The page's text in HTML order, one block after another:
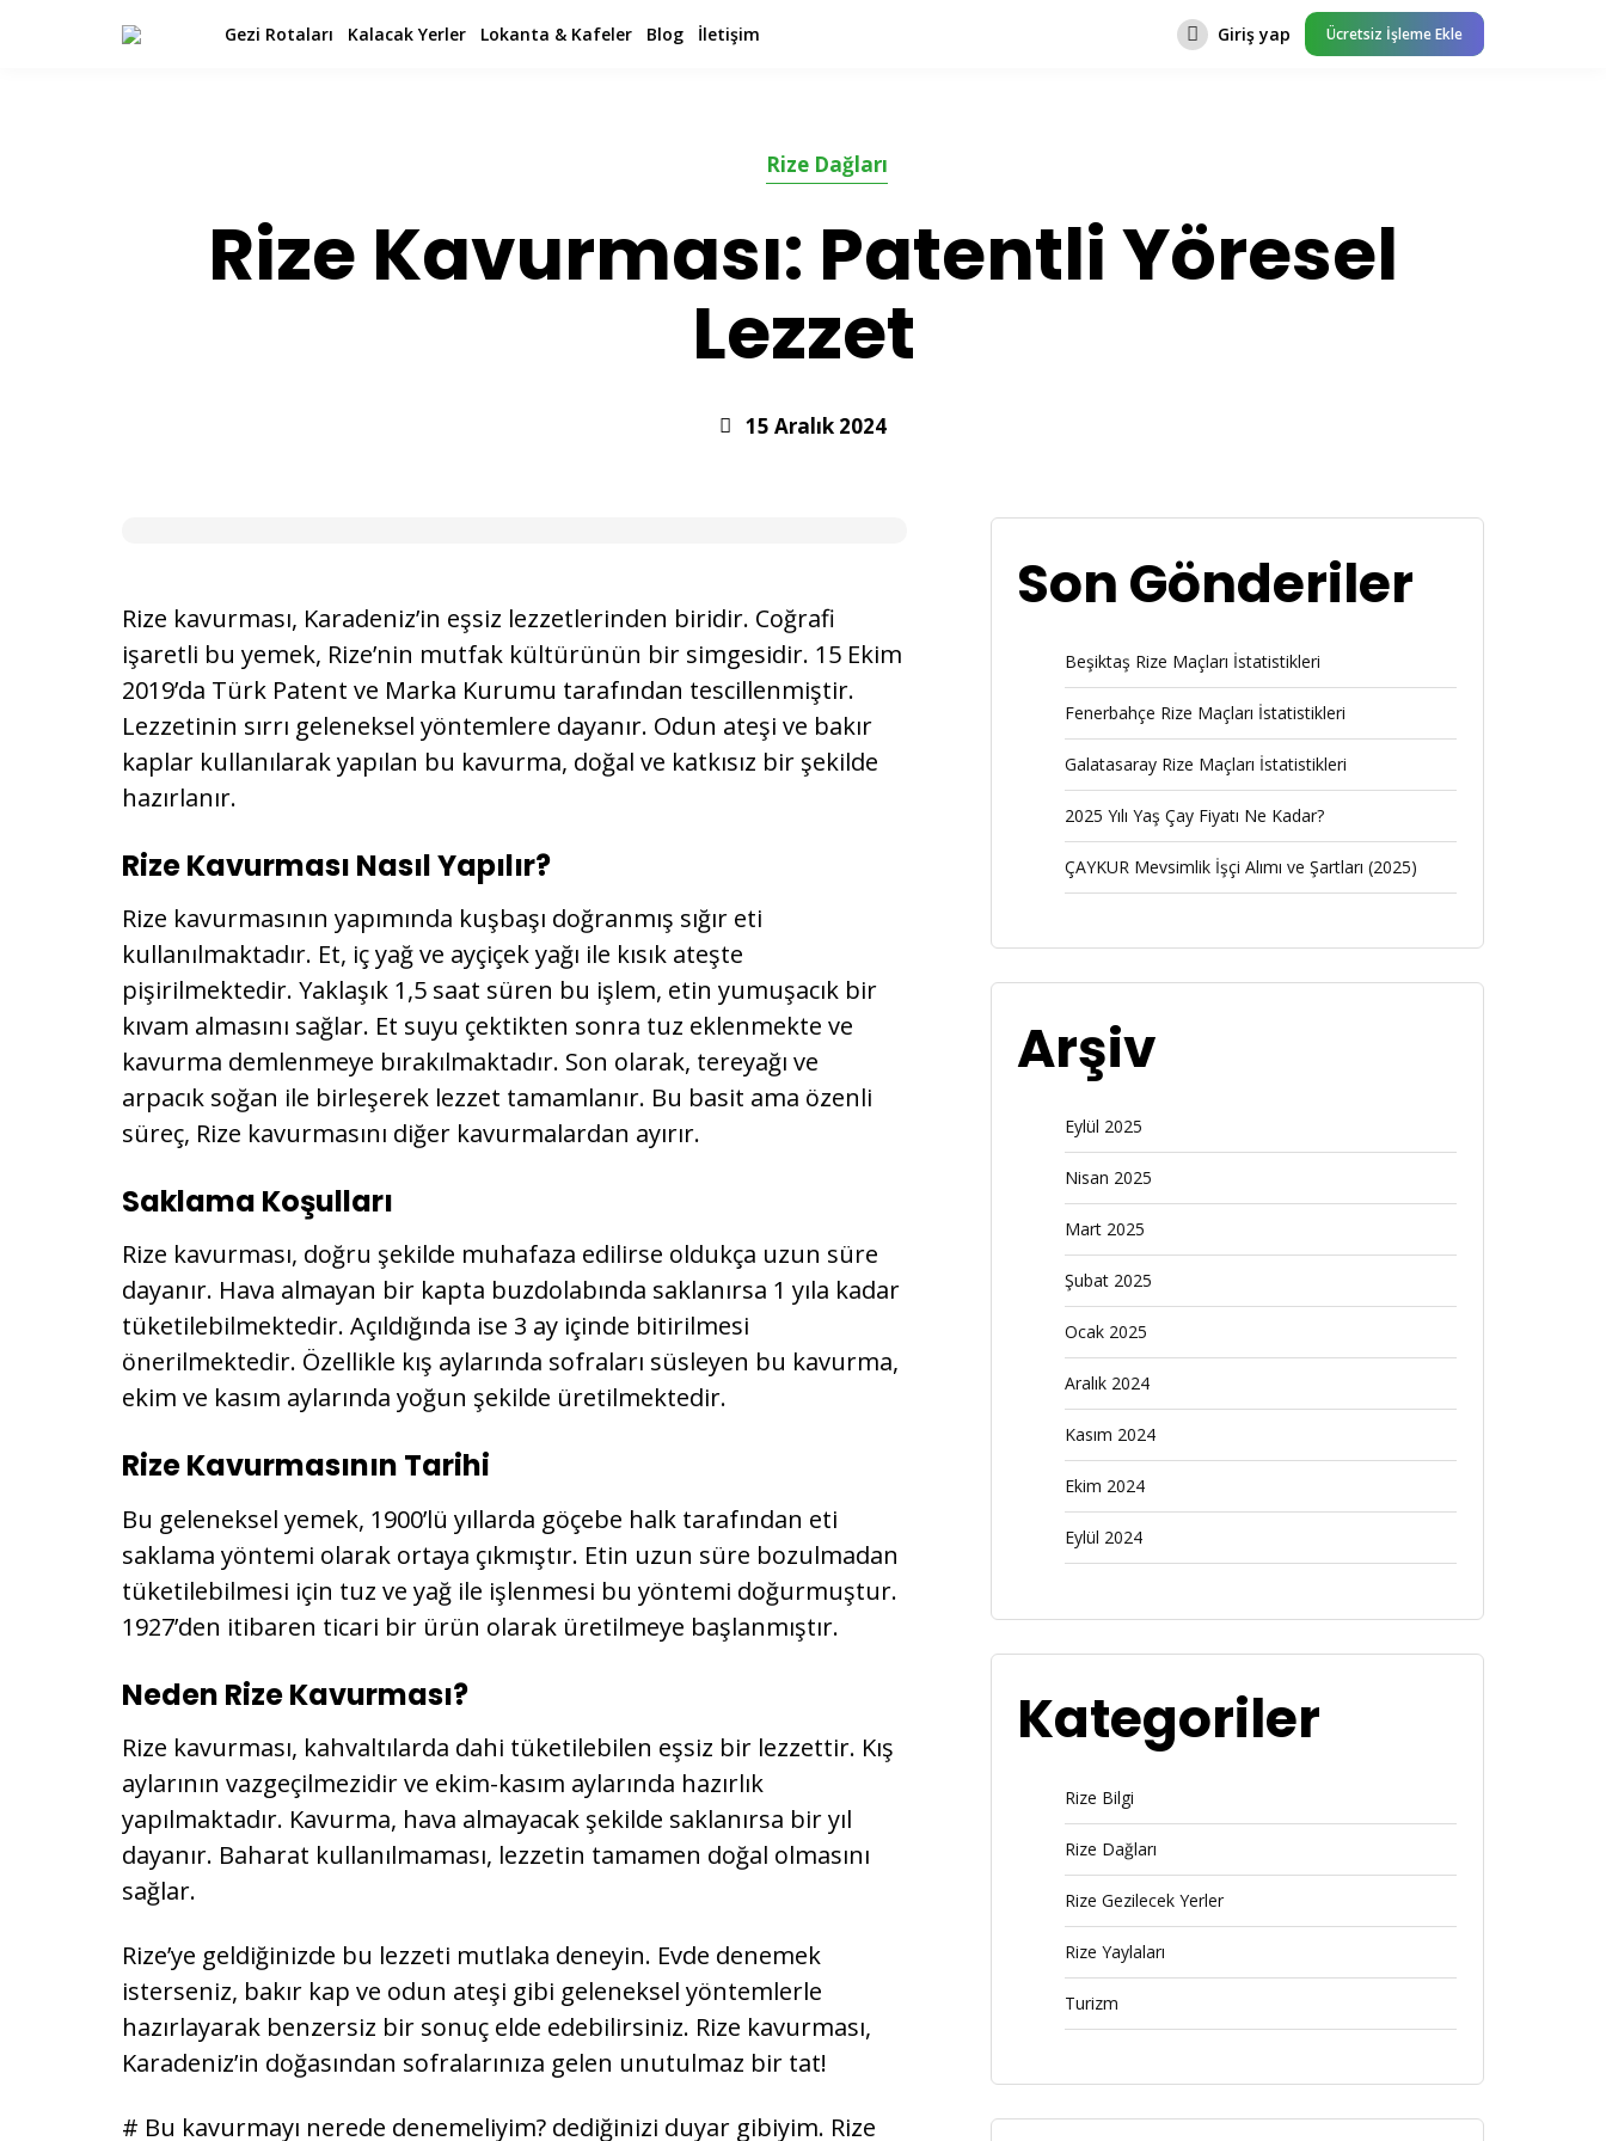
Gezi Rotaları Kalacak Yerler Lokanta & Kafeler Blog İletişim Giriş yap Ücretsiz İşleme Ekle
Rize Dağları
Rize Kavurması: Patentli Yöresel
Lezzet
15 Aralık 2024
Rize kavurması, Karadeniz’in eşsiz lezzetlerinden biridir. Coğrafi
işaretli bu yemek, Rize’nin mutfak kültürünün bir simgesidir. 15 Ekim
2019’da Türk Patent ve Marka Kurumu tarafından tescillenmiştir.
Lezzetinin sırrı geleneksel yöntemlere dayanır. Odun ateşi ve bakır
kaplar kullanılarak yapılan bu kavurma, doğal ve katkısız bir şekilde
hazırlanır.
Rize Kavurması Nasıl Yapılır?
Rize kavurmasının yapımında kuşbaşı doğranmış sığır eti
kullanılmaktadır. Et, iç yağ ve ayçiçek yağı ile kısık ateşte
pişirilmektedir. Yaklaşık 1,5 saat süren bu işlem, etin yumuşacık bir
kıvam almasını sağlar. Et suyu çektikten sonra tuz eklenmekte ve
kavurma demlenmeye bırakılmaktadır. Son olarak, tereyağı ve
arpacık soğan ile birleşerek lezzet tamamlanır. Bu basit ama özenli
süreç, Rize kavurmasını diğer kavurmalardan ayırır.
Saklama Koşulları
Rize kavurması, doğru şekilde muhafaza edilirse oldukça uzun süre
dayanır. Hava almayan bir kapta buzdolabında saklanırsa 1 yıla kadar
tüketilebilmektedir. Açıldığında ise 3 ay içinde bitirilmesi
önerilmektedir. Özellikle kış aylarında sofraları süsleyen bu kavurma,
ekim ve kasım aylarında yoğun şekilde üretilmektedir.
Rize Kavurmasının Tarihi
Bu geleneksel yemek, 1900’lü yıllarda göçebe halk tarafından eti
saklama yöntemi olarak ortaya çıkmıştır. Etin uzun süre bozulmadan
tüketilebilmesi için tuz ve yağ ile işlenmesi bu yöntemi doğurmuştur.
1927’den itibaren ticari bir ürün olarak üretilmeye başlanmıştır.
Neden Rize Kavurması?
Rize kavurması, kahvaltılarda dahi tüketilebilen eşsiz bir lezzettir. Kış
aylarının vazgeçilmezidir ve ekim-kasım aylarında hazırlık
yapılmaktadır. Kavurma, hava almayacak şekilde saklanırsa bir yıl
dayanır. Baharat kullanılmaması, lezzetin tamamen doğal olmasını
sağlar.
Rize’ye geldiğinizde bu lezzeti mutlaka deneyin. Evde denemek
isterseniz, bakır kap ve odun ateşi gibi geleneksel yöntemlerle
hazırlayarak benzersiz bir sonuç elde edebilirsiniz. Rize kavurması,
Karadeniz’in doğasından sofralarınıza gelen unutulmaz bir tat!
# Bu kavurmayı nerede denemeliyim? dediğinizi duyar gibiyim. Rize
Son Gönderiler
Beşiktaş Rize Maçları İstatistikleri
Fenerbahçe Rize Maçları İstatistikleri
Galatasaray Rize Maçları İstatistikleri
2025 Yılı Yaş Çay Fiyatı Ne Kadar?
ÇAYKUR Mevsimlik İşçi Alımı ve Şartları (2025)
Arşiv
Eylül 2025
Nisan 2025
Mart 2025
Şubat 2025
Ocak 2025
Aralık 2024
Kasım 2024
Ekim 2024
Eylül 2024
Kategoriler
Rize Bilgi
Rize Dağları
Rize Gezilecek Yerler
Rize Yaylaları
Turizm